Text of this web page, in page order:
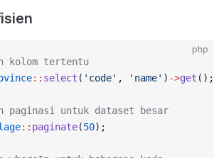
php
kolom tertentu
:: select ( 'code' , 'name' ) ->get ();
paginasi untuk dataset besar
:: paginate(50);